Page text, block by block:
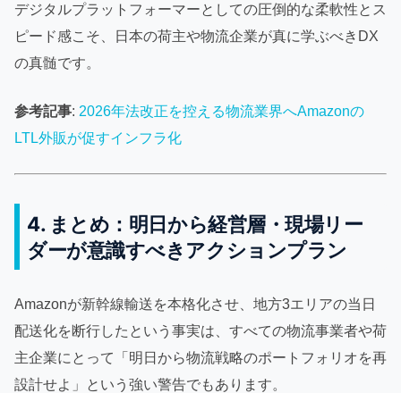
デジタルプラットフォーマーとしての圧倒的な柔軟性とス
ピード感こそ、日本の荷主や物流企業が真に学ぶべきDX
の真髄です。
参考記事: 2026年法改正を控える物流業界へAmazonの
LTL外販が促すインフラ化
4. まとめ：明日から経営層・現場リー
ダーが意識すべきアクションプラン
Amazonが新幹線輸送を本格化させ、地方3エリアの当日
配送化を断行したという事実は、すべての物流事業者や荷
主企業にとって「明日から物流戦略のポートフォリオを再
設計せよ」という強い警告でもあります。